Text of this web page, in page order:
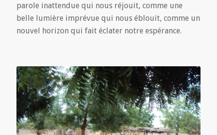
parole inattendue qui nous réjouit, comme une
belle lumière imprévue qui nous éblouit, comme un
nouvel horizon qui fait éclater notre espérance.